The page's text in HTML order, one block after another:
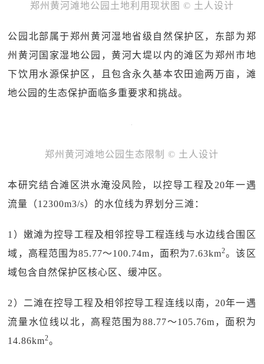
郑州黄河滩地公园土地利用现状图 © 土人设计
公园北部属于郑州黄河湿地省级自然保护区，东部为郑
州黄河国家湿地公园，黄河大堤以内的滩区为郑州市地
下饮用水源保护区，且包含永久基本农田逾两万亩，滩
地公园的生态保护面临多重要求和挑战。
郑州黄河滩地公园生态限制 © 土人设计
本研究结合滩区洪水淹没风险，以控导工程及20年一遇
流量（12300m3/s）的水位线为界划分三滩：
1）嫩滩为控导工程及相邻控导工程连线与水边线合围区
域，高程范围为85.77～100.74m，面积为7.63km2。该区
域包含自然保护区核心区、缓冲区。
2）二滩在控导工程及相邻控导工程连线以南，20年一遇
流量水位线以北，高程范围为88.77～105.76m，面积为
14.86km2。